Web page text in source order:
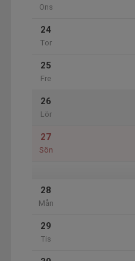
Ons
24
Tor
25
Fre
26
Lör
27
Sön
28
Mån
29
Tis